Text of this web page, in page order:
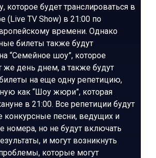
которое будет транслироваться в
(Live TV Show) в 21:00 по
времени. Однако
билеты также будут
“Семейное шоу”, которое
же день днем, а также будут
на еще одну репетицию,
как “Шоу жюри”, которая
в 21:00. Все репетиции будут
конкурсные песни, ведущих и
номера, но не будут включать
и могут возникнуть
которые могут